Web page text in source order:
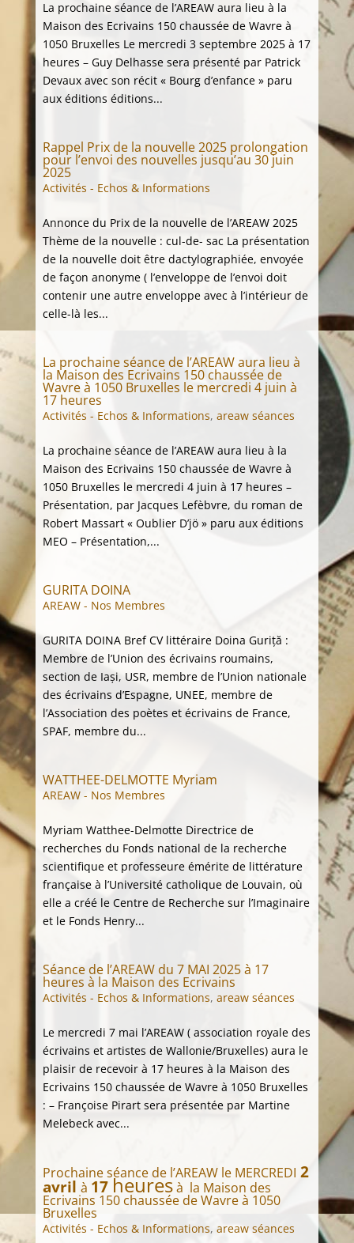
La prochaine séance de l’AREAW aura lieu à la
Maison des Ecrivains 150 chaussée de Wavre à
1050 Bruxelles Le mercredi 3 septembre 2025 à 17
heures – Guy Delhasse sera présenté par Patrick
Devaux avec son récit « Bourg d’enfance » paru
aux éditions éditions...
Rappel Prix de la nouvelle 2025 prolongation
pour l’envoi des nouvelles jusqu’au 30 juin
2025
Activités - Echos & Informations
Annonce du Prix de la nouvelle de l’AREAW 2025
Thème de la nouvelle : cul-de- sac La présentation
de la nouvelle doit être dactylographiée, envoyée
de façon anonyme ( l’enveloppe de l’envoi doit
contenir une autre enveloppe avec à l’intérieur de
celle-là les...
La prochaine séance de l’AREAW aura lieu à
la Maison des Ecrivains 150 chaussée de
Wavre à 1050 Bruxelles le mercredi 4 juin à
17 heures
Activités - Echos & Informations, areaw séances
La prochaine séance de l’AREAW aura lieu à la
Maison des Ecrivains 150 chaussée de Wavre à
1050 Bruxelles le mercredi 4 juin à 17 heures –
Présentation, par Jacques Lefèbvre, du roman de
Robert Massart « Oublier D’jö » paru aux éditions
MEO – Présentation,...
GURITA DOINA
AREAW - Nos Membres
GURITA DOINA Bref CV littéraire Doina Guriță :
Membre de l’Union des écrivains roumains,
section de Iași, USR, membre de l’Union nationale
des écrivains d’Espagne, UNEE, membre de
l’Association des poètes et écrivains de France,
SPAF, membre du...
WATTHEE-DELMOTTE Myriam
AREAW - Nos Membres
Myriam Watthee-Delmotte Directrice de
recherches du Fonds national de la recherche
scientifique et professeure émérite de littérature
française à l’Université catholique de Louvain, où
elle a créé le Centre de Recherche sur l’Imaginaire
et le Fonds Henry...
Séance de l’AREAW du 7 MAI 2025 à 17
heures à la Maison des Ecrivains
Activités - Echos & Informations, areaw séances
Le mercredi 7 mai l’AREAW ( association royale des
écrivains et artistes de Wallonie/Bruxelles) aura le
plaisir de recevoir à 17 heures à la Maison des
Ecrivains 150 chaussée de Wavre à 1050 Bruxelles
: – Françoise Pirart sera présentée par Martine
Melebeck avec...
Prochaine séance de l’AREAW le MERCREDI 2
avril à 17 heuresà la Maison des
Ecrivains 150 chaussée de Wavre à 1050
Bruxelles
Activités - Echos & Informations, areaw séances